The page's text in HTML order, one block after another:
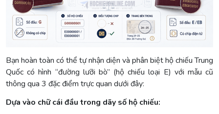
Bạn hoàn toàn có thể tự nhận diện và phân biệt hộ chiếu Trung
Quốc có hình “đường lưỡi bò” (hộ chiếu loại E) với mẫu cũ
thông qua 3 đặc điểm trực quan dưới đây:
Dựa vào chữ cái đầu trong dãy số hộ chiếu: